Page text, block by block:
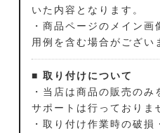
いた内容となります。
・商品ページのメイン
用例を含む場合がござい
■ 取り付けについて
・当店は商品の販売の
サポートは行っておりま
・取り付け作業時の破